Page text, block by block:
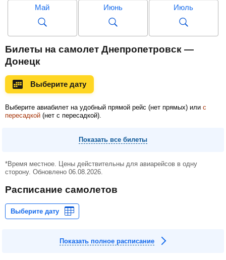
Май Июнь Июль
Сентябрь
Ноябрь
Февраль
Билеты на самолет Днепропетровск —
Донецк
Выберите дату
Выберите авиабилет на удобный прямой рейс (нет прямых) или с
пересадкой (нет с пересадкой).
Показать все билеты
*Время местное. Цены действительны для авиарейсов в одну
сторону. Обновлено 06.08.2026.
Расписание самолетов
Показать полное расписание